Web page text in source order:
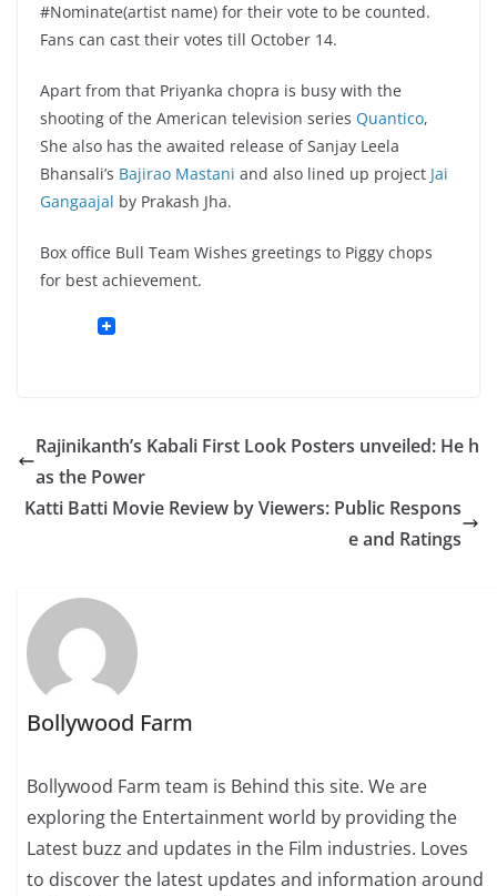
#Nominate(artist name) for their vote to be counted.
Fans can cast their votes till October 14.
Apart from that Priyanka chopra is busy with the
shooting of the American television series Quantico,
She also has the awaited release of Sanjay Leela
Bhansali’s Bajirao Mastani and also lined up project Jai
Gangaajal by Prakash Jha.
Box office Bull Team Wishes greetings to Piggy chops
for best achievement.
Rajinikanth’s Kabali First Look Posters unveiled: He h
as the Power
Katti Batti Movie Review by Viewers: Public Respons
e and Ratings
Bollywood Farm
Bollywood Farm team is Behind this site. We are
exploring the Entertainment world by providing the
Latest buzz and updates in the Film industries. Loves
to discover the latest updates and information around